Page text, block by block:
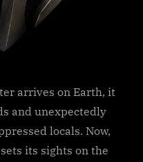
arrives on Earth, it
and unexpectedly
locals. Now,
its sights on the